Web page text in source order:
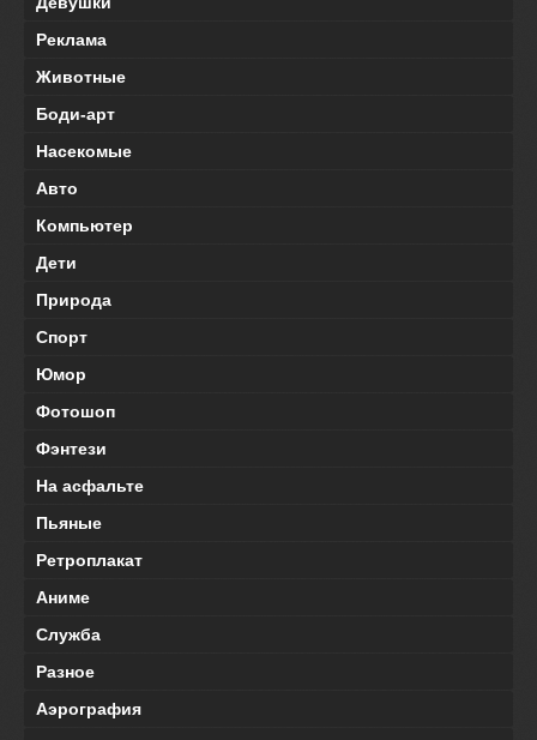
Реклама
Животные
Боди-арт
Насекомые
Авто
Компьютер
Дети
Природа
Спорт
Юмор
Фотошоп
Фэнтези
На асфальте
Пьяные
Ретроплакат
Аниме
Служба
Разное
Аэрография